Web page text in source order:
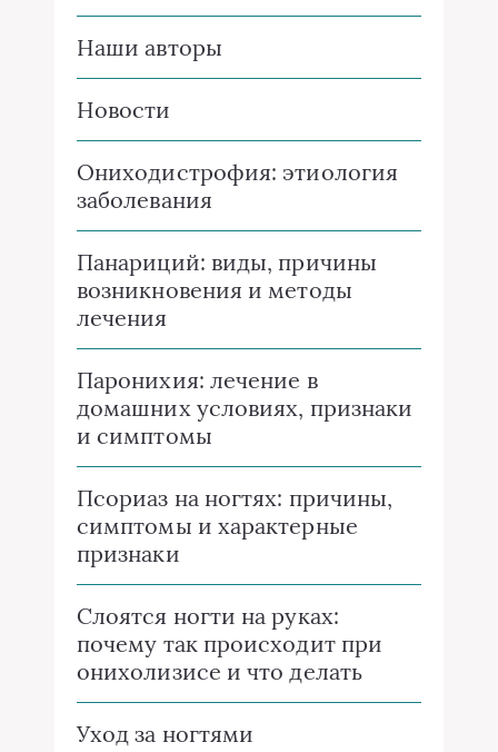
Наши авторы
Новости
Ониходистрофия: этиология
заболевания
Панариций: виды, причины
возникновения и методы
лечения
Паронихия: лечение в
домашних условиях, признаки
и симптомы
Псориаз на ногтях: причины,
симптомы и характерные
признаки
Слоятся ногти на руках:
почему так происходит при
онихолизисе и что делать
Уход за ногтями